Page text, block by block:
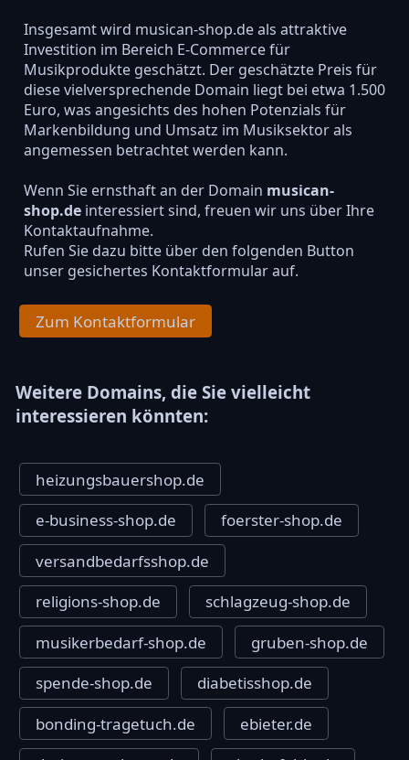
Insgesamt wird musican-shop.de als attraktive
Investition im Bereich E-Commerce für
Musikprodukte geschätzt. Der geschätzte Preis für
diese vielversprechende Domain liegt bei etwa 1.500
Euro, was angesichts des hohen Potenzials für
Markenbildung und Umsatz im Musiksektor als
angemessen betrachtet werden kann.
Wenn Sie ernsthaft an der Domain musican-
shop.deinteressiert sind, freuen wir uns über Ihre
Kontaktaufnahme.
Rufen Sie dazu bitte über den folgenden Button
unser gesichertes Kontaktformular auf.
Zum Kontaktformular
Weitere Domains, die Sie vielleicht
interessieren könnten:
heizungsbauershop.de
e-business-shop.de
foerster-shop.de
versandbedarfsshop.de
religions-shop.de
schlagzeug-shop.de
musikerbedarf-shop.de
gruben-shop.de
spende-shop.de
diabetisshop.de
bonding-tragetuch.de
ebieter.de